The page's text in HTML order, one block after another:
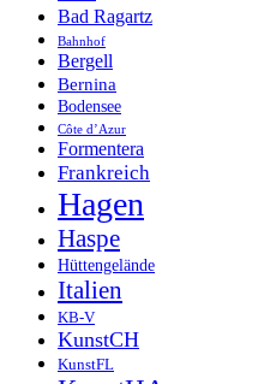
Bad Ragartz
Bahnhof
Bergell
Bernina
Bodensee
Côte d’Azur
Formentera
Frankreich
Hagen
Haspe
Hüttengelände
Italien
KB-V
KunstCH
KunstFL